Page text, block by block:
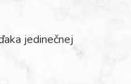
jedinečnej